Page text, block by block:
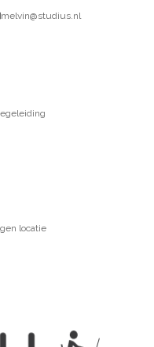
melvin@studius.nl
locatie